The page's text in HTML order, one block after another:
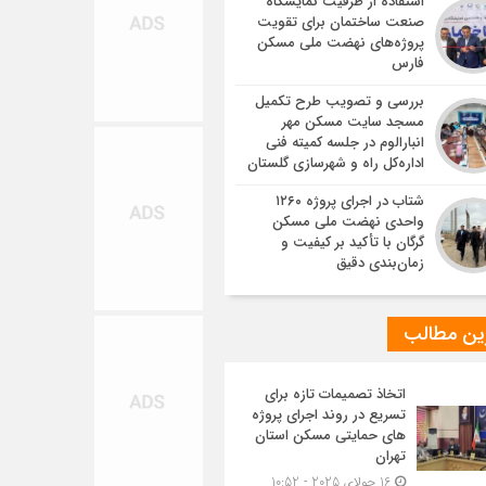
صنعت ساختمان برای تقویت
پروژه‌های نهضت ملی مسکن
فارس
بررسی و تصویب طرح تکمیل
مسجد سایت مسکن مهر
انبارالوم در جلسه کمیته فنی
اداره‌کل راه و شهرسازی گلستان
شتاب در اجرای پروژه ۱۲۶۰
واحدی نهضت ملی مسکن
گرگان با تأکید بر کیفیت و
زمان‌بندی دقیق
مطالب
اتخاذ تصمیمات تازه برای
تسریع در روند اجرای پروژه
های حمایتی مسکن استان
تهران